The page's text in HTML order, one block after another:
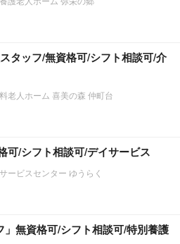
タッフ/無資格可/シフト相談可/介
老人ホーム 喜美の森 仲町台
可/シフト相談可/デイサービス
ービスセンター ゆうらく
」無資格可/シフト相談可/特別養護